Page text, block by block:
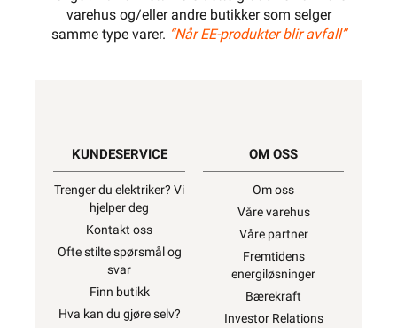
varehus og/eller andre butikker som selger
samme type varer. “Når EE-produkter blir avfall”
KUNDESERVICE
Trenger du elektriker? Vi
hjelper deg
Kontakt oss
Ofte stilte spørsmål og
svar
Finn butikk
Hva kan du gjøre selv?
OM OSS
Om oss
Våre varehus
Våre partner
Fremtidens
energiløsninger
Bærekraft
Investor Relations